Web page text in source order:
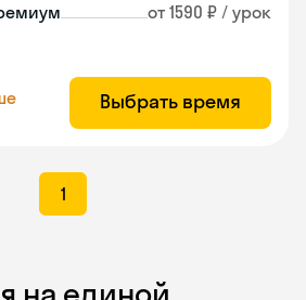
от 1590 ₽ / урок
Выбрать время
1